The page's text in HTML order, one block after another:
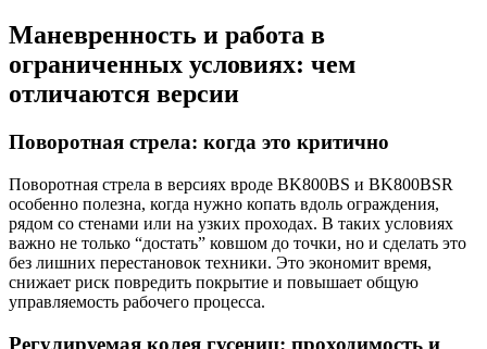
Маневренность и работа в
ограниченных условиях: чем
отличаются версии
Поворотная стрела: когда это критично
Поворотная стрела в версиях вроде BK800BS и BK800BSR
особенно полезна, когда нужно копать вдоль ограждения,
рядом со стенами или на узких проходах. В таких условиях
важно не только “достать” ковшом до точки, но и сделать это
без лишних перестановок техники. Это экономит время,
снижает риск повредить покрытие и повышает общую
управляемость рабочего процесса.
Регулируемая колея гусениц: проходимость и